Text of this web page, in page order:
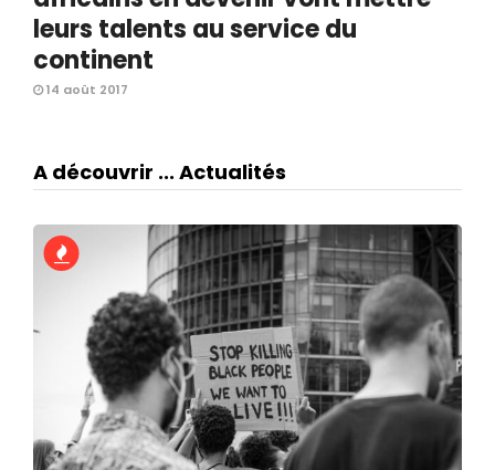
leurs talents au service du
continent
14 août 2017
A découvrir ... Actualités